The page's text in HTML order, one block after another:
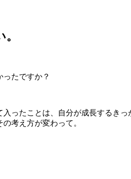
たですか？
ったことは、自分が成長するき
考え方が変わって。